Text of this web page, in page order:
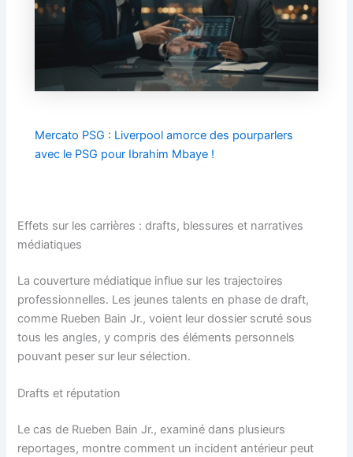
Mercato PSG : Liverpool amorce des pourparlers
avec le PSG pour Ibrahim Mbaye !
Effets sur les carrières : drafts, blessures et narratives
médiatiques
La couverture médiatique influe sur les trajectoires
professionnelles. Les jeunes talents en phase de draft,
comme Rueben Bain Jr., voient leur dossier scruté sous
tous les angles, y compris des éléments personnels
pouvant peser sur leur sélection.
Drafts et réputation
Le cas de Rueben Bain Jr., examiné dans plusieurs
reportages, montre comment un incident antérieur peut